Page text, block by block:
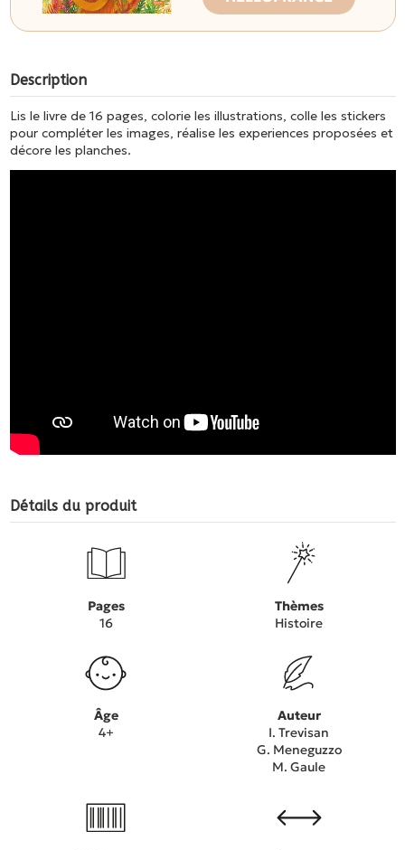
Description
Lis le livre de 16 pages, colorie les illustrations, colle les stickers
pour compléter les images, réalise les experiences proposées et
décore les planches.
Détails du produit
Pages
16
Thèmes
Histoire
Âge
4+
Auteur
I. Trevisan
G. Meneguzzo
M. Gaule